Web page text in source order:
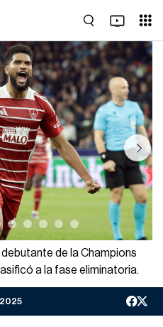
Next
de la Champions
a la fase eliminatoria.
2025